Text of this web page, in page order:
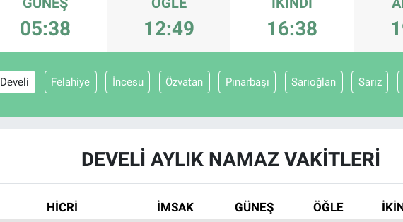
05:38 12:49 16:38
Develi Felahiye İncesu Özvatan Pınarbaşı Sarıoğlan Sarız
DEVELI AYLIK NAMAZ VAKITLERI
HİCRİ İMSAK GÜNEŞ ÖĞLE